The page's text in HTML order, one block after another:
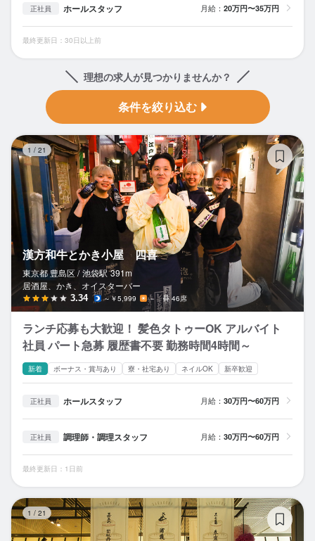
正社員 ホールスタッフ 月給： 20万円〜35万円
最終更新日：30日以上前
理想の求人が見つかりませんか？
条件を絞り込む
1 / 21
漢方和牛とかき小屋 四喜
東京都 豊島区 / 池袋駅 391m
居酒屋、かき、オイスターバー
3.34 ～￥5,999 － 46席
ランチ応募も大歓迎！ 髪色タトゥーOK アルバイト
社員 パート急募 履歴書不要 勤務時間4時間～
新着 ボーナス・賞与あり 寮・社宅あり ネイルOK 新卒歓迎
正社員 ホールスタッフ 月給： 30万円〜60万円
正社員 調理師・調理スタッフ 月給： 30万円〜60万円
最終更新日：1日前
1 / 21